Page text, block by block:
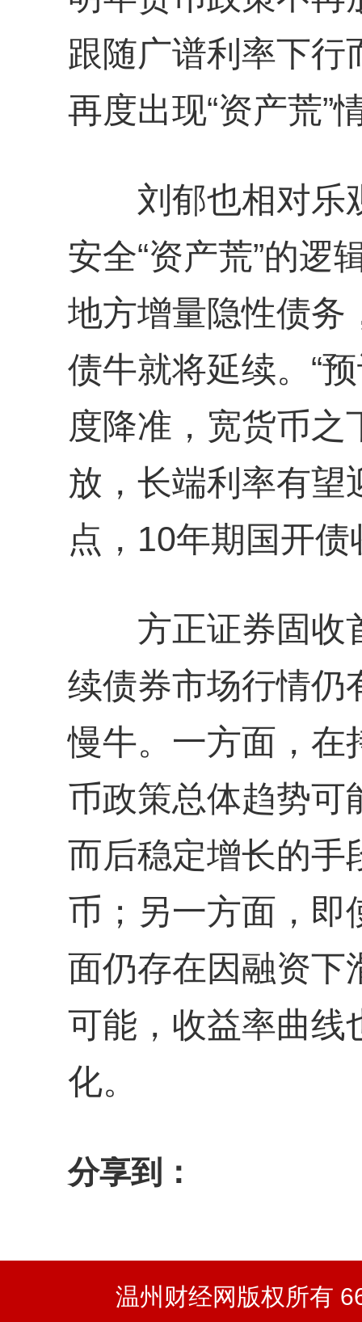
跟随广谱利率下行
再度出现“资产荒”
刘郁也相对乐
安全“资产荒”的逻
地方增量隐性债务
债牛就将延续。“
度降准，宽货币之
放，长端利率有望
点，10年期国开
方正证券固收
续债券市场行情仍
慢牛。一方面，在
币政策总体趋势可
而后稳定增长的手
币；另一方面，即
面仍存在因融资下
可能，收益率曲线
化。
分享到：
温州财经网版权所有